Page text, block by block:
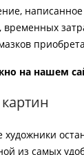
на нашем
художники
из самых